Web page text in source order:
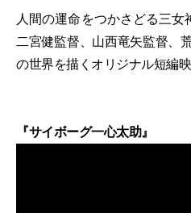
人間の運命をつかさどる三女
二宮健監督、山西竜矢監督、
の世界を描くオリジナル短編映
『サイボーグ一心太助』